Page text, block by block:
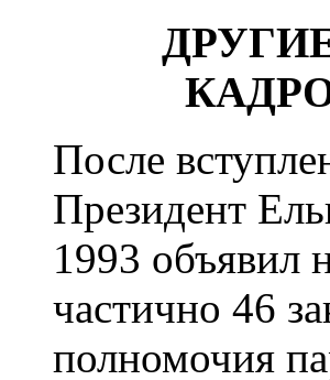
После
Президент
1993 объявил
частично 46
полномочия